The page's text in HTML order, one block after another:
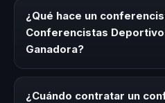
¿Qué hace un
Conferencistas
Ganadora?
Mentalidad Ganadora es un
¿Cuándo contratar un